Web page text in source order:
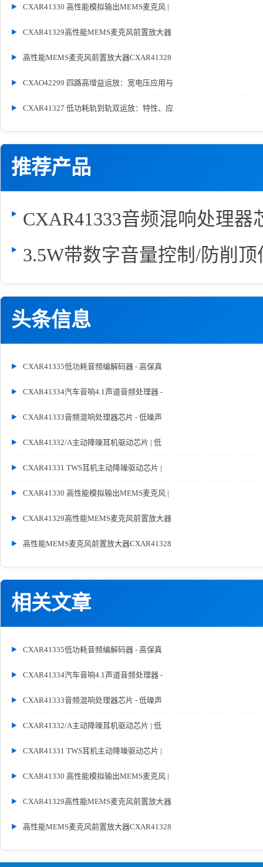
CXAR41330 高性能模拟输出MEMS麦克风 |
CXAR41329高性能MEMS麦克风前置放大器
高性能MEMS麦克风前置放大器CXAR41328
CXAO42299 四路高增益运放：宽电压应用与
CXAR41327 低功耗轨到轨双运放：特性、应
推荐产品
CXAR41333音频混响处理器
3.5W带数字音量控制/防削
头条信息
CXAR41335低功耗音频编解码器 - 高保真
CXAR41334汽车音响4.1声道音频处理器 -
CXAR41333音频混响处理器芯片 - 低噪声
CXAR41332/A主动降噪耳机驱动芯片 | 低
CXAR41331 TWS耳机主动降噪驱动芯片 |
CXAR41330 高性能模拟输出MEMS麦克风 |
CXAR41329高性能MEMS麦克风前置放大器
高性能MEMS麦克风前置放大器CXAR41328
相关文章
CXAR41335低功耗音频编解码器 - 高保真
CXAR41334汽车音响4.1声道音频处理器 -
CXAR41333音频混响处理器芯片 - 低噪声
CXAR41332/A主动降噪耳机驱动芯片 | 低
CXAR41331 TWS耳机主动降噪驱动芯片 |
CXAR41330 高性能模拟输出MEMS麦克风 |
CXAR41329高性能MEMS麦克风前置放大器
高性能MEMS麦克风前置放大器CXAR41328